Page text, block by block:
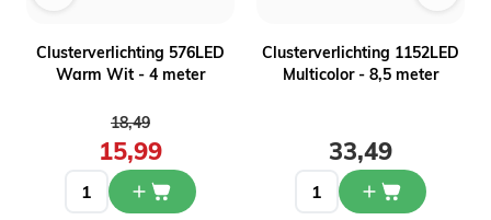
Clusterverlichting 576LED
Warm Wit - 4 meter
15,99
Normale prijs
18,49
Clusterverlichting 1152LED
Multicolor - 8,5 meter
33,49